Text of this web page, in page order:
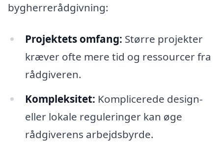
bygherrerådgivning:
Projektets omfang: Større projekter
kræver ofte mere tid og ressourcer fra
rådgiveren.
Kompleksitet: Komplicerede design-
eller lokale reguleringer kan øge
rådgiverens arbejdsbyrde.